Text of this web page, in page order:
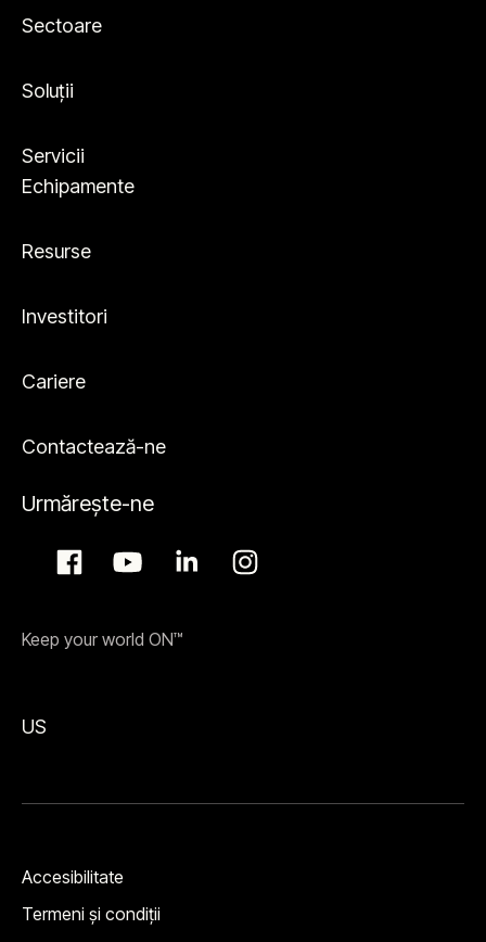
Sectoare
Soluții
Servicii
Echipamente
Resurse
Investitori
Cariere
Contactează-ne
Urmărește-ne
Keep your world ON™
US
Accesibilitate
Termeni şi condiţii